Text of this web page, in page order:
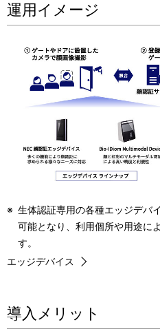
運用イメージ
※ 生体認証専用の各種エッジデバ
可能となり、利用個所や用途に
す。
エッジデバイス
導入メリット